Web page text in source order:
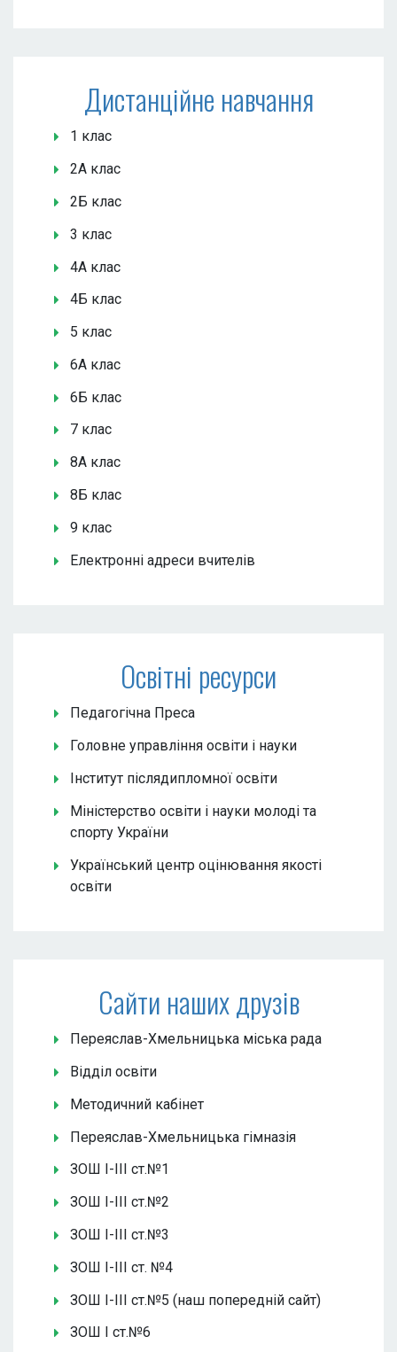
Дистанційне навчання
1 клас
2А клас
2Б клас
3 клас
4А клас
4Б клас
5 клас
6А клас
6Б клас
7 клас
8А клас
8Б клас
9 клас
Електронні адреси вчителів
Освітні ресурси
Педагогічна Преса
Головне управління освіти і науки
Інститут післядипломної освіти
Міністерство освіти і науки молоді та
спорту України
Український центр оцінювання якості
освіти
Сайти наших друзів
Переяслав-Хмельницька міська рада
Відділ освіти
Методичний кабінет
Переяслав-Хмельницька гімназія
ЗОШ І-ІІІ ст.№1
ЗОШ І-ІІІ ст.№2
ЗОШ І-ІІІ ст.№3
ЗОШ І-ІІІ ст. №4
ЗОШ І-ІІІ ст.№5 (наш попередній сайт)
ЗОШ І ст.№6